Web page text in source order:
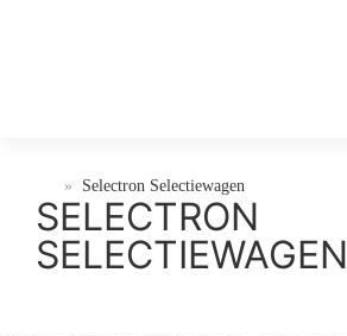
» Selectron Selectiewagen
SELECTRON
SELECTIEWAGEN